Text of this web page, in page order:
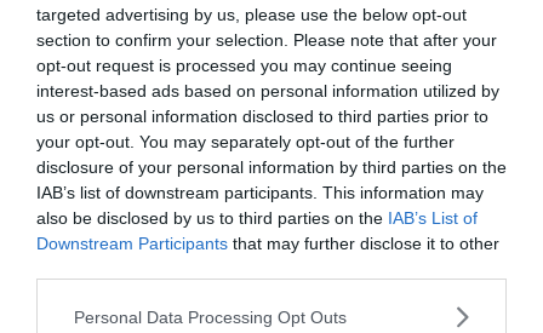
targeted advertising by us, please use the below opt-out
section to confirm your selection. Please note that after your
opt-out request is processed you may continue seeing
interest-based ads based on personal information utilized by
us or personal information disclosed to third parties prior to
your opt-out. You may separately opt-out of the further
disclosure of your personal information by third parties on the
IAB’s list of downstream participants. This information may
also be disclosed by us to third parties on the IAB’s List of
Downstream Participants that may further disclose it to other
Personal Data Processing Opt Outs
ÁTIGAZOLÁSI HÍREK PREMIER LEAGUE SERIE A
2020.03.04. frks.adi
Lozano iránt 3 angol csapat is
érdeklődik, Chicharito
nyilatkozott honfitársairól